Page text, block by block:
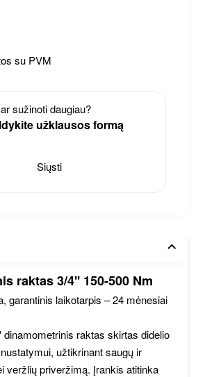
su PVM
sužinoti daugiau?
užklausos formą
Siųsti
raktas 3/4'' 150-500 Nm
garantinis laikotarpis – 24 mėnesiai
dinamometrinis raktas skirtas didelio
užtikrinant saugų ir
veržlių priveržimą. Įrankis atitinka